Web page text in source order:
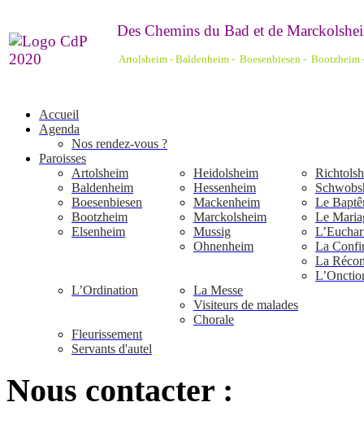
Des Chemins du Bad et de
Artolsheim - Baldenheim - Boesenbiesen -
Accueil
Agenda
Nos rendez-vous ?
Paroisses
Artolsheim
Baldenheim
Boesenbiesen
Bootzheim
Elsenheim
Heidolsheim
Hessenheim
Mackenheim
Marckolsheim
Mussig
Ohnenheim
Le
Le
La
La
L’Ordination
La Messe
Visiteurs de malades
Chorale
Fleurissement
Servants d'autel
Nous contacter :